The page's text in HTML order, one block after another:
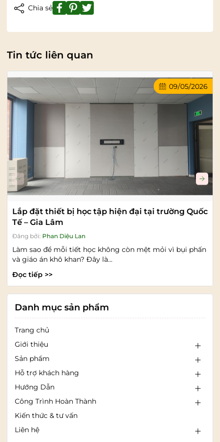
Chia sẻ
Tin tức liên quan
09/05/2026
Lắp đặt thiết bị học tập hiện đại tại trường Quốc
Tế – Gia Lâm
Đăng bởi: Phan Diệu Lan
Làm sao để mỗi tiết học không còn mệt mỏi vì bụi phấn
và giáo án khô khan? Đây là...
Đọc tiếp >>
Danh mục sản phẩm
Trang chủ
Giới thiệu
Sản phẩm
Hỗ trợ khách hàng
Hướng Dẫn
Công Trình Hoàn Thành
Kiến thức & tư vấn
Liên hệ